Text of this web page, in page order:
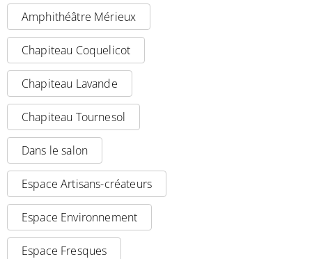
Amphithéâtre Mérieux
Chapiteau Coquelicot
Chapiteau Lavande
Chapiteau Tournesol
Dans le salon
Espace Artisans-créateurs
Espace Environnement
Espace Fresques